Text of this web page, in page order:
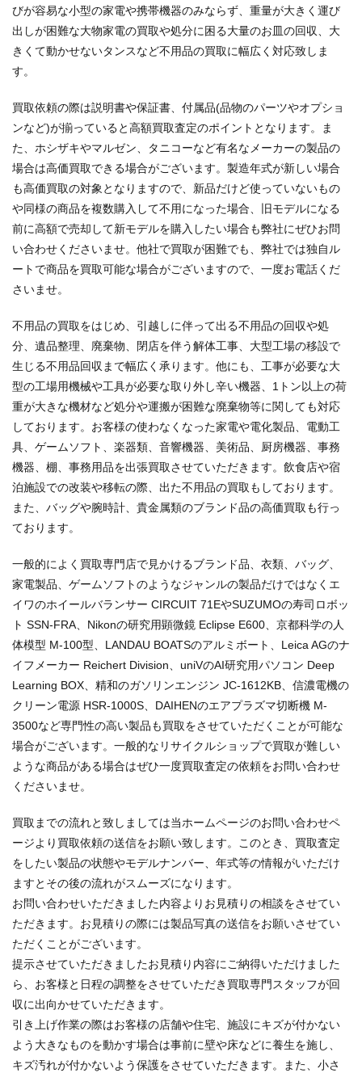
びが容易な小型の家電や携帯機器のみならず、重量が大きく運び
出しが困難な大物家電の買取や処分に困る大量のお皿の回収、大
きくて動かせないタンスなど不用品の買取に幅広く対応致しま
す。
買取依頼の際は説明書や保証書、付属品(品物のパーツやオプショ
ンなど)が揃っていると高額買取査定のポイントとなります。ま
た、ホシザキやマルゼン、タニコーなど有名なメーカーの製品の
場合は高価買取できる場合がございます。製造年式が新しい場合
も高価買取の対象となりますので、新品だけど使っていないもの
や同様の商品を複数購入して不用になった場合、旧モデルになる
前に高額で売却して新モデルを購入したい場合も弊社にぜひお問
い合わせくださいませ。他社で買取が困難でも、弊社では独自ル
ートで商品を買取可能な場合がございますので、一度お電話くだ
さいませ。
不用品の買取をはじめ、引越しに伴って出る不用品の回収や処
分、遺品整理、廃棄物、閉店を伴う解体工事、大型工場の移設で
生じる不用品回収まで幅広く承ります。他にも、工事が必要な大
型の工場用機械や工具が必要な取り外し辛い機器、1トン以上の荷
重が大きな機材など処分や運搬が困難な廃棄物等に関しても対応
しております。お客様の使わなくなった家電や電化製品、電動工
具、ゲームソフト、楽器類、音響機器、美術品、厨房機器、事務
機器、棚、事務用品を出張買取させていただきます。飲食店や宿
泊施設での改装や移転の際、出た不用品の買取もしております。
また、バッグや腕時計、貴金属類のブランド品の高価買取も行っ
ております。
一般的によく買取専門店で見かけるブランド品、衣類、バッグ、
家電製品、ゲームソフトのようなジャンルの製品だけではなくエ
イワのホイールバランサー CIRCUIT 71EやSUZUMOの寿司ロボッ
ト SSN-FRA、Nikonの研究用顕微鏡 Eclipse E600、京都科学の人
体模型 M-100型、LANDAU BOATSのアルミボート、Leica AGのナ
イフメーカー Reichert Division、uniVのAI研究用パソコン Deep
Learning BOX、精和のガソリンエンジン JC-1612KB、信濃電機の
クリーン電源 HSR-1000S、DAIHENのエアプラズマ切断機 M-
3500など専門性の高い製品も買取をさせていただくことが可能な
場合がございます。一般的なリサイクルショップで買取が難しい
ような商品がある場合はぜひ一度買取査定の依頼をお問い合わせ
くださいませ。
買取までの流れと致しましては当ホームページのお問い合わせペ
ージより買取依頼の送信をお願い致します。このとき、買取査定
をしたい製品の状態やモデルナンバー、年式等の情報がいただけ
ますとその後の流れがスムーズになります。
お問い合わせいただきました内容よりお見積りの相談をさせてい
ただきます。お見積りの際には製品写真の送信をお願いさせてい
ただくことがございます。
提示させていただきましたお見積り内容にご納得いただけました
ら、お客様と日程の調整をさせていただき買取専門スタッフが回
収に出向かせていただきます。
引き上げ作業の際はお客様の店舗や住宅、施設にキズが付かない
よう大きなものを動かす場合は事前に壁や床などに養生を施し、
キズ汚れが付かないよう保護をさせていただきます。また、小さ